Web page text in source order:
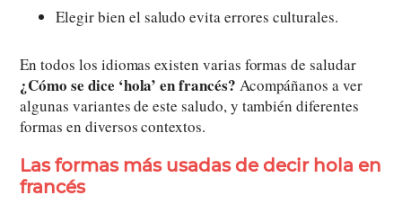
Elegir bien el saludo evita errores culturales.
En todos los idiomas existen varias formas de saludar
¿Cómo se dice ‘hola’ en francés? Acompáñanos a ver
algunas variantes de este saludo, y también diferentes
formas en diversos contextos.
Las formas más usadas de decir hola en
francés